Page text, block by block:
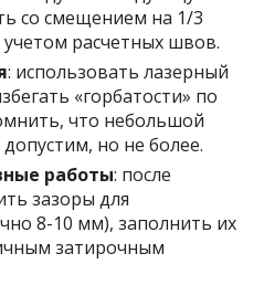
со смещением на 1/3
расчетных швов.
: использовать лазерный
«горбатости» по
что небольшой
но не более.
работы: после
зазоры для
8-10 мм), заполнить их
затирочным